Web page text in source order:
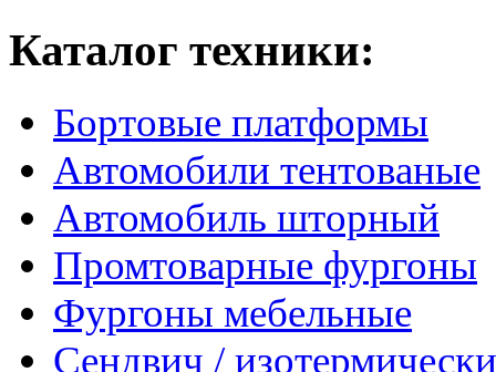
Каталог техники:
Бортовые платформы
Автомобили тентованые
Автомобиль шторный
Промтоварные фургоны
Фургоны мебельные
Сендвич /